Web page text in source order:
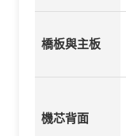
橋板與主板
機芯背面